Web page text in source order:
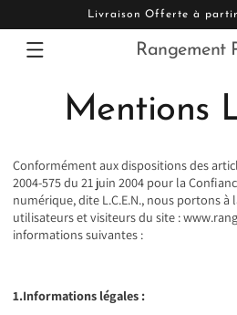
Livraison Offerte à partir
Rangement
Mentions
Conformément aux dispositions des
2004-575 du 21 juin 2004 pour la
numérique, dite L.C.E.N., nous portons à
utilisateurs et visiteurs du site :
informations suivantes :
1.Informations légales :